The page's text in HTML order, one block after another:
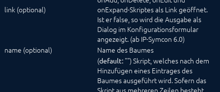
SelectScript
SelectTime
Statusmeldung
TestCenter
link (optional)
onExpand-Skriptes als Link geöffnet.
Ist er false, so wird die Ausgabe als
Dialog im Konfigurationsformular
angezeigt. (ab IP-Symcon 6.0)
name (optional)
Name des Baumes
(default: "") Skript, welches nach dem
Hinzufügen eines Eintrages des
Baumes ausgeführt wird. Sofern das